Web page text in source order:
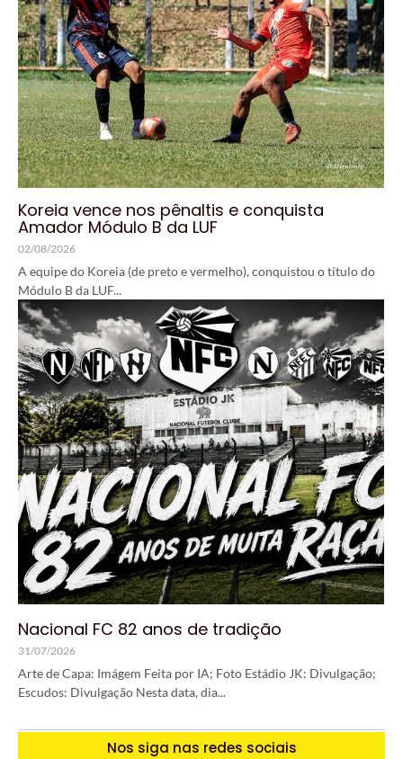
Koreia vence nos pênaltis e conquista
Amador Módulo B da LUF
02/08/2026
A equipe do Koreia (de preto e vermelho), conquistou o título do
Módulo B da LUF...
Nacional FC 82 anos de tradição
31/07/2026
Arte de Capa: Imágem Feita por IA; Foto Estádio JK: Divulgação;
Escudos: Divulgação Nesta data, dia...
Nos siga nas redes sociais